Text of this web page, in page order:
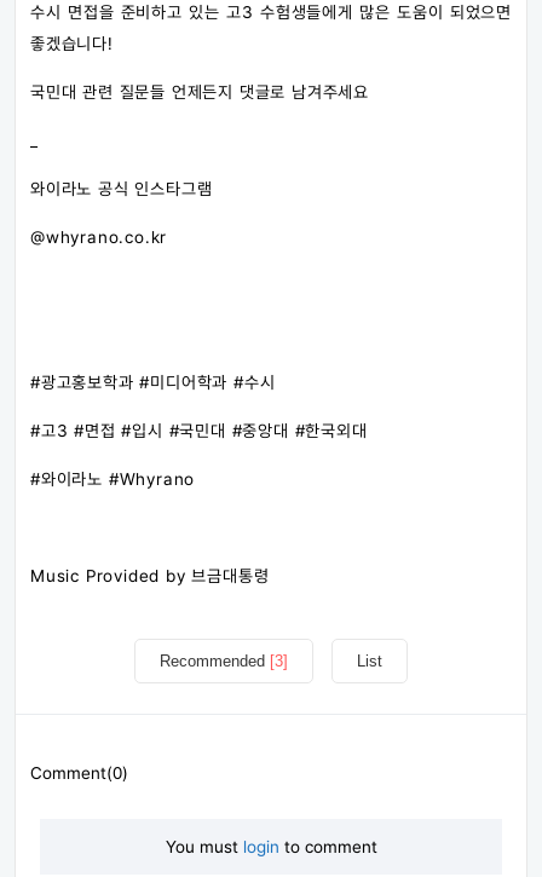
수시 면접을 준비하고 있는 고3 수험생들에게 많은 도움이 되었으면
좋겠습니다!
국민대 관련 질문들 언제든지 댓글로 남겨주세요
와이라노 공식 인스타그램
@whyrano.co.kr
#광고홍보학과 #미디어학과 #수시
#고3 #면접 #입시 #국민대 #중앙대 #한국외대
#와이라노 #Whyrano
Music Provided by 브금대통령
Recommended [3] List
Comment(0)
You must login to comment